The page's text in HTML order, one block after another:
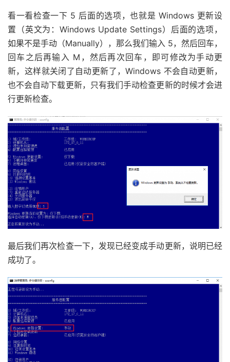
看一看检查一下 5 后面的选项，也就是 Windows 更新设
置（英文为：Windows Update Settings）后面的选项，
如果不是手动（Manually），那么我们输入 5，然后回车，
回车之后再输入 M，然后再次回车，即可修改为手动更
新，这样就关闭了自动更新了，Windows 不会自动更新，
也不会自动下载更新，只有我们手动检查更新的时候才会进
行更新检查。
最后我们再次检查一下，发现已经变成手动更新，说明已经
成功了。